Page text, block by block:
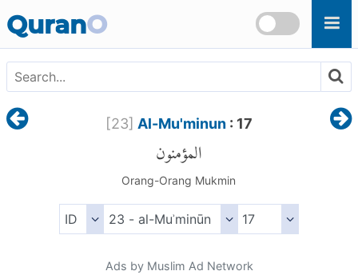
QuranO
[23] Al-Mu'minun: 17
المؤمنون
Orang-Orang Mukmin
Ads by Muslim Ad Network